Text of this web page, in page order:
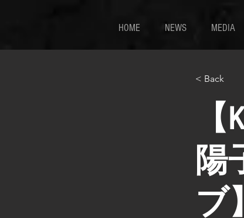
HOME NEWS MEDIA
< Back
陽
ブ】